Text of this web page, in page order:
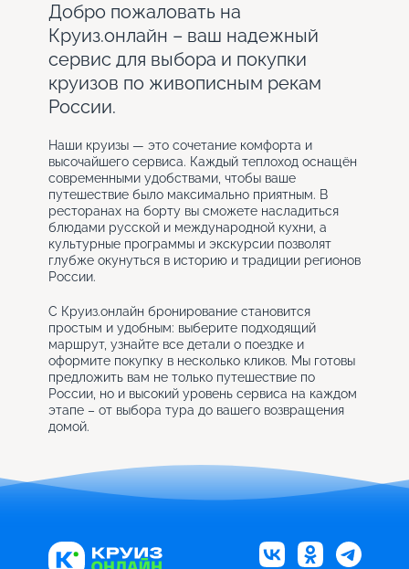
Добро пожаловать на
Круиз.онлайн – ваш надежный
сервис для выбора и покупки
круизов по живописным рекам
России.
Наши круизы — это сочетание комфорта и
высочайшего сервиса. Каждый теплоход оснащён
современными удобствами, чтобы ваше
путешествие было максимально приятным. В
ресторанах на борту вы сможете насладиться
блюдами русской и международной кухни, а
культурные программы и экскурсии позволят
глубже окунуться в историю и традиции регионов
России.
С Круиз.онлайн бронирование становится
простым и удобным: выберите подходящий
маршрут, узнайте все детали о поездке и
оформите покупку в несколько кликов. Мы готовы
предложить вам не только путешествие по
России, но и высокий уровень сервиса на каждом
этапе – от выбора тура до вашего возвращения
домой.